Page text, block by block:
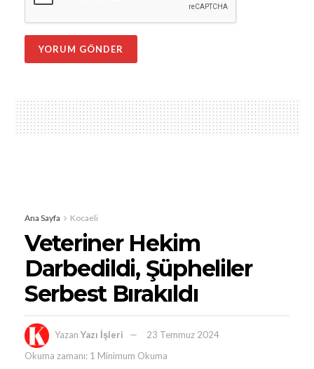
Ana Sayfa Kocaeli
Veteriner Hekim
Darbedildi, Şüpheliler
Serbest Bırakıldı
Yazan Yazı İşleri
23 Temmuz 2024
Okuma zamanı: 1 Minimum Okuma